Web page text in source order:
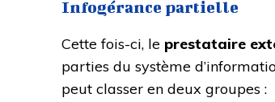
Infogérance partielle
Cette fois-ci, le prestataire
parties du système
peut classer en deux groupes :